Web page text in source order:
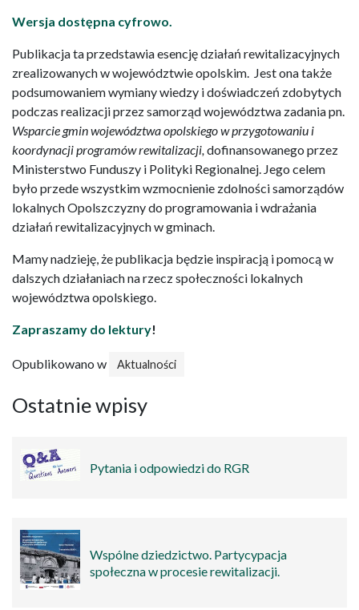
Wersja dostępna cyfrowo.
Publikacja ta przedstawia esencję działań rewitalizacyjnych
zrealizowanych w województwie opolskim. Jest ona także
podsumowaniem wymiany wiedzy i doświadczeń zdobytych
podczas realizacji przez samorząd województwa zadania pn.
Wsparcie gmin województwa opolskiego w przygotowaniu i
koordynacji programów rewitalizacji,dofinansowanego przez
Ministerstwo Funduszy i Polityki Regionalnej. Jego celem
było przede wszystkim wzmocnienie zdolności samorządów
lokalnych Opolszczyzny do programowania i wdrażania
działań rewitalizacyjnych w gminach.
Mamy nadzieję, że publikacja będzie inspiracją i pomocą w
dalszych działaniach na rzecz społeczności lokalnych
województwa opolskiego.
Zapraszamy do lektury!
Opublikowano w Aktualności
Ostatnie wpisy
Pytania i odpowiedzi do RGR
Wspólne dziedzictwo. Partycypacja
społeczna w procesie rewitalizacji.